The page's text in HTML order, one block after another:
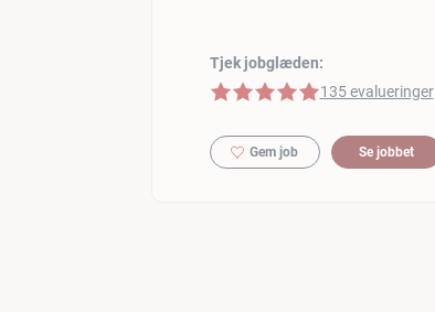
Tjek jobglæden:
5 af 5 stjerner
135 evalueringer
Gem job Se jobbet